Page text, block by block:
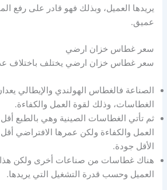
يريدها العميل، وبذلك فهو قادر على رفع
عميق.
سعر غطاس خزان ارضي
سعر غطاس خزان ارضي يختلف باختلاف
الصناعة فالغطاس الهولندي والإيطالي
الغطاسات، وذلك لقوة العمل والكفاءة.
ثم تأتي الغطاسات الصينية وهي بالطبع
العمل والكفاءة ولكن عمرها الافتراضي أقل
الأقل جودة.
هناك غطاسات من صناعات أخرى ولكن
العميل وحسب قدرة التشغيل التي يريدها.